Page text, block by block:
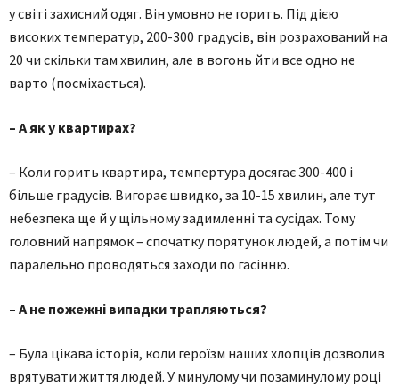
у світі захисний одяг. Він умовно не горить. Під дією
високих температур, 200-300 градусів, він розрахований на
20 чи скільки там хвилин, але в вогонь йти все одно не
варто (посміхається).
– А як у квартирах?
– Коли горить квартира, темпертура досягає 300-400 і
більше градусів. Вигорає швидко, за 10-15 хвилин, але тут
небезпека ще й у щільному задимленні та сусідах. Тому
головний напрямок – спочатку порятунок людей, а потім чи
паралельно проводяться заходи по гасінню.
– А не пожежні випадки трапляються?
– Була цікава історія, коли героїзм наших хлопців дозволив
врятувати життя людей. У минулому чи позаминулому році